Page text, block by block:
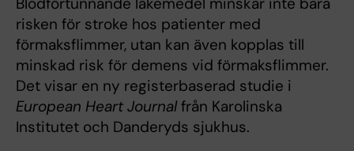
risken för stroke hos patienter med
förmaksflimmer, utan kan även kopplas till
minskad risk för demens vid förmaksflimmer.
Det visar en ny registerbaserad studie i
European Heart Journal från Karolinska
Institutet och Danderyds sjukhus.